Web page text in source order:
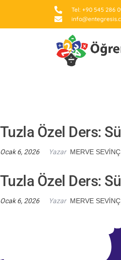
Tel: +90 545 286
Tuzla Özel Ders:
Ocak 6, 2026 Yazar MERVE SEVINÇ
Tuzla Özel Ders:
Ocak 6, 2026 Yazar MERVE SEVINÇ